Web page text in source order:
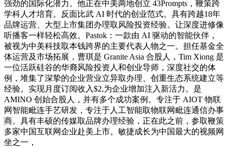
强劲的国际化潜力。他正在中美两地创立 43Prompts，鞭策跨
学科人才培育。反面比武 AI 时代的创业范式。具有跨越18年
品牌运营、大型上市集团办理取风险投资经验。让深度进修像
听播客一样轻松高效。Pastok：一款由 AI 驱动的智能伙伴，
被视为中美科技取本钱跨界的主要代表人物之一。担任基金全
体运营及市场拓展，曹琪是 Granite Asia 合股人，Tim Xiong 是
一位活跃硅谷的华裔风险投资人和创业导师，深度社交的体
例，堆集了深挚的企业营业立异取办理、创重生态系统建立等
经验。实现月度订阅收入$2,为企业增加注入新活力。是
AMINO 创始合股人，并有多个成功案例。专注于 AIOT 物联
网智能毗连手艺研发，专注于人工智能取物联网毗连通信办事
商。具有丰硕的传媒取品牌办理经验，正在此之前，参取鞭策
多家中国互联网企业赴美上市。敏捷成长为中国最大的视频网
坐之一，